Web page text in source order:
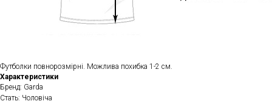
Футболки повнорозмірні. Можлива похибка 1-2 см.
Характеристики
Бренд: Garda
Стать: Чоловіча